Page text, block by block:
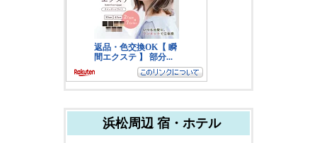
浜松周辺 宿・ホテル